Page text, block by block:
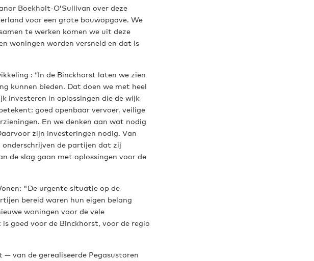
Boekholt-O’Sullivan over deze
voor een grote bouwopgave. We
te werken komen we uit deze
woningen worden versneld en dat is
: “In de Binckhorst laten we zien
kunnen bieden. Dat doen we met heel
investeren in oplossingen die de wijk
goed openbaar vervoer, veilige
En we denken aan wat nodig
zijn investeringen nodig. Van
de partijen dat zij
de slag gaan met oplossingen voor de
"De urgente situatie op de
bereid waren hun eigen belang
woningen voor de vele
goed voor de Binckhorst, voor de regio
van de gerealiseerde Pegasustoren